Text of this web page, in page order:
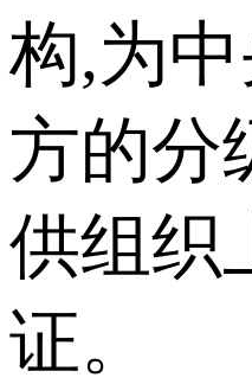
构,为
方的分
供组织
证。